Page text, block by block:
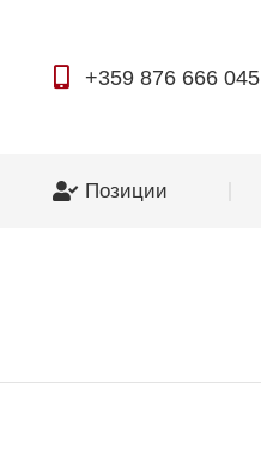
+359 876 666 045
Позиции